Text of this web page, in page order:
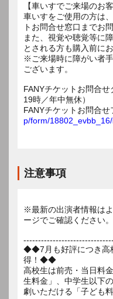
【車いすでご来場のお客
車いすをご使用の方は
トお問合せ窓口までお
また、視覚や聴覚等に
とされる方も購入前に
※ご来場時に障がい者
ございます。
FANYチケットお問合
19時／年中無休）
FANYチケットお問合
p/form/
注意事項
※最新の出演者情報は
ージでご確認ください。
◆◆7月も好評につき高
得！◆◆
高校生は前売・当日料
生料金」、中学生以下
劇いただける「子ども